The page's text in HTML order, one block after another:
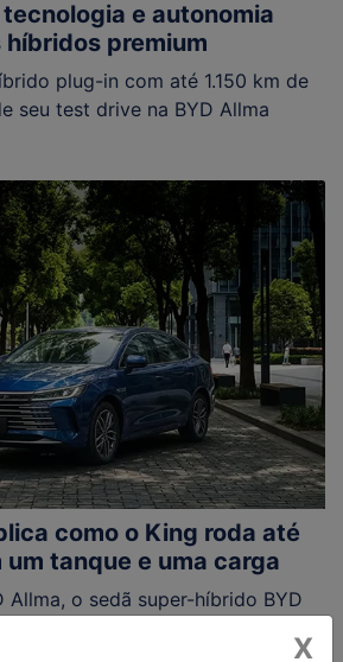
e autonomia
híbridos premium
plug-in com até 1.150 km de
seu test drive na BYD Allma
como o King roda até
tanque e uma carga
Allma, o sedã super-híbrido BYD
e conforto para transformar a
X